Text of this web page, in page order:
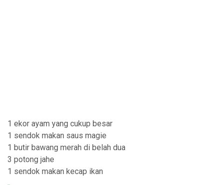
1 ekor ayam yang cukup besar
1 sendok makan saus magie
1 butir bawang merah di belah dua
3 potong jahe
1 sendok makan kecap ikan